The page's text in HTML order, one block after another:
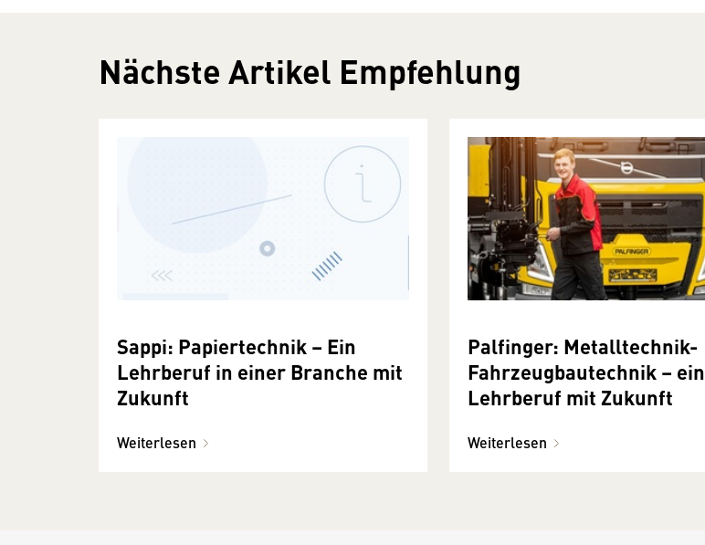
Nächste Artikel Empfehlung
Sappi: Papiertechnik – Ein
Lehrberuf in einer Branche mit
Zukunft
Weiterlesen
Palfinger: Metalltechnik-
Fahrzeugbautechnik – ein
Lehrberuf mit Zukunft
Weiterlesen